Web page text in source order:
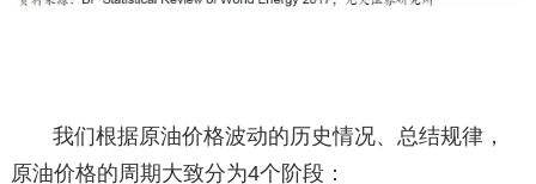
我们根据原油价格波动的历史情况、总结规律，
原油价格的周期大致分为4个阶段：